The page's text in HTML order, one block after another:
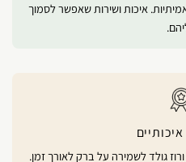
איכות ושירות שאפשר לסמוך